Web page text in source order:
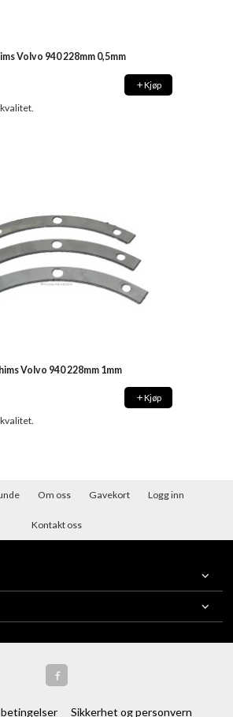
Volvo 940 228mm 0,5mm
Kjøp
Volvo 940 228mm 1mm
Kjøp
Om oss Gavekort Logg inn
Kontakt oss
Sikkerhet og personvern